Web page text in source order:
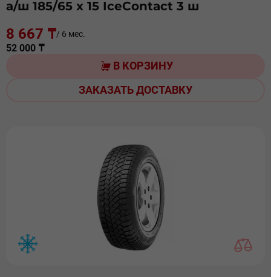
а/ш 185/65 х 15 IceContact 3 ш
8 667 ₸/ 6 мес.
52 000 ₸
В КОРЗИНУ
ЗАКАЗАТЬ ДОСТАВКУ